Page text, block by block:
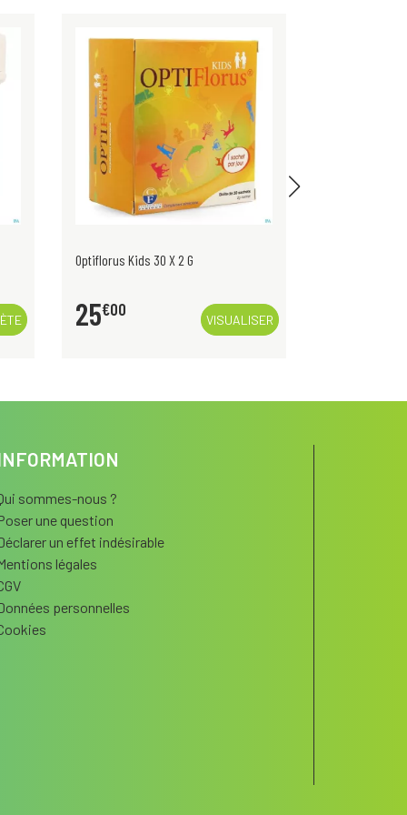
Optiflorus Kids 30 X 2 G
25€00
VISUALISER
sommes-nous ?
une question
un effet indésirable
légales
personnelles